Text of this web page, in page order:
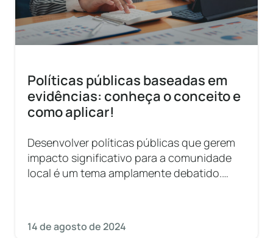
Políticas públicas baseadas em
evidências: conheça o conceito e
como aplicar!
Desenvolver políticas públicas que gerem
impacto significativo para a comunidade
local é um tema amplamente debatido.
14 de agosto de 2024